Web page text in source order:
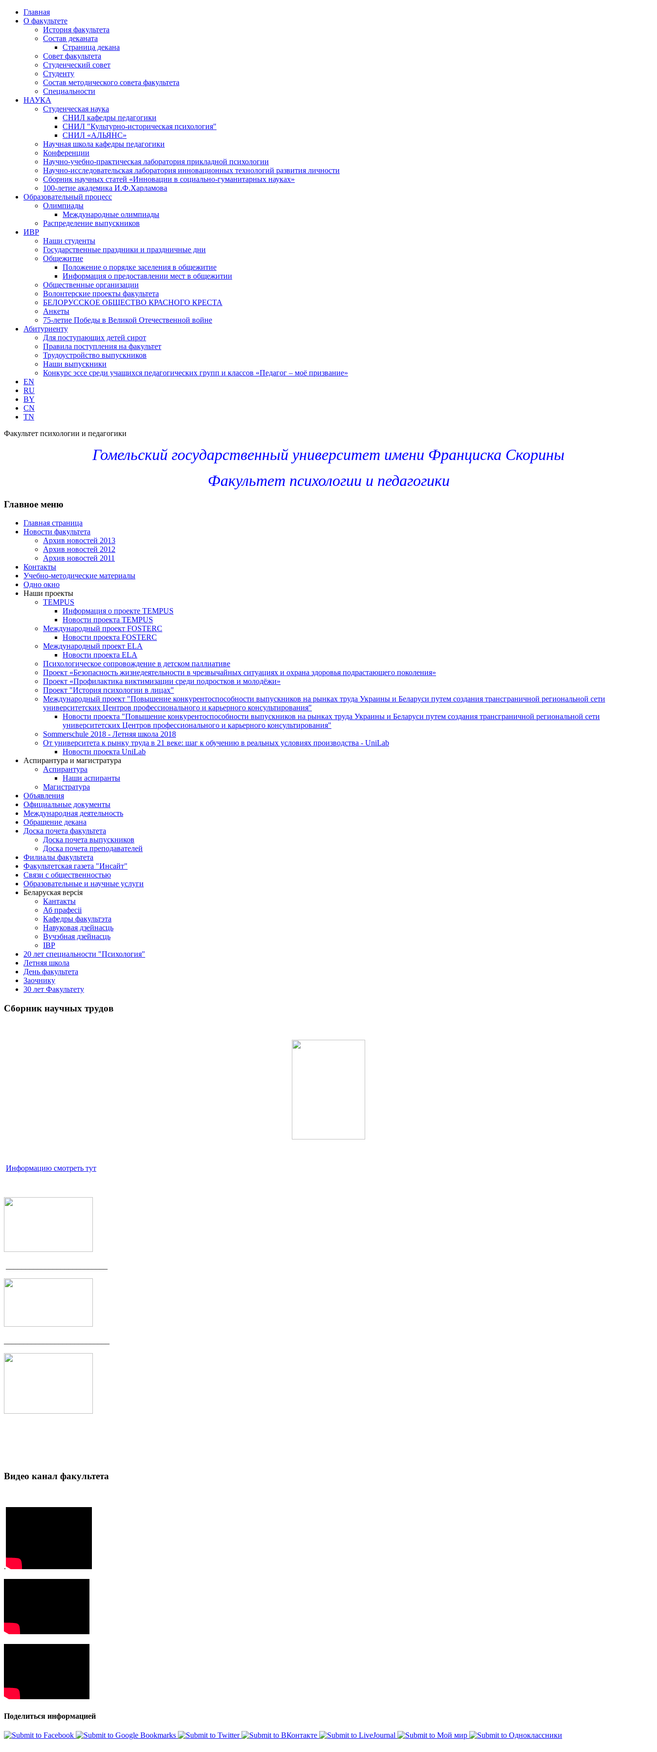
Главная
О факультете
История факультета
Состав деканата
Страница декана
Совет факультета
Студенческий совет
Студенту
Состав методического совета факультета
Специальности
НАУКА
Студенческая наука
СНИЛ кафедры педагогики
СНИЛ "Культурно-историческая психология"
СНИЛ «АЛЬЯНС»
Научная школа кафедры педагогики
Конференции
Научно-учебно-практическая лаборатория прикладной психологии
Научно-исследовательская лаборатория инновационных технологий развития личности
Сборник научных статей «Инновации в социально-гуманитарных науках»
100-летие академика И.Ф.Харламова
Образовательный процесс
Олимпиады
Международные олимпиады
Распределение выпускников
ИВР
Наши студенты
Государственные праздники и праздничные дни
Общежитие
Положение о порядке заселения в общежитие
Информация о предоставлении мест в общежитии
Общественные организации
Волонтерские проекты факультета
БЕЛОРУССКОЕ ОБЩЕСТВО КРАСНОГО КРЕСТА
Анкеты
75-летие Победы в Великой Отечественной войне
Абитуриенту
Для поступающих детей сирот
Правила поступления на факультет
Трудоустройство выпускников
Наши выпускники
Конкурс эссе среди учащихся педагогических групп и классов «Педагог – моё призвание»
EN
RU
BY
CN
TN
Факультет психологии и педагогики
Гомельский государственный университет имени Франциска Скорины
Факультет психологии и педагогики
Главное меню
Главная страница
Новости факультета
Архив новостей 2013
Архив новостей 2012
Архив новостей 2011
Контакты
Учебно-методические материалы
Одно окно
Наши проекты
TEMPUS
Информация о проекте TEMPUS
Новости проекта TEMPUS
Международный проект FOSTERC
Новости проекта FOSTERC
Международный проект ELA
Новости проекта ELA
Психологическое сопровождение в детском паллиативе
Проект «Безопасность жизнедеятельности в чрезвычайных ситуациях и охрана здоровья подрастающего поколения»
Проект «Профилактика виктимизации среди подростков и молодёжи»
Проект "История психологии в лицах"
Международный проект "Повышение конкурентоспособности выпускников на рынках труда Украины и Беларуси путем создания трансграничной региональной сети
университетских Центров профессионального и карьерного консультирования"
Новости проекта "Повышение конкурентоспособности выпускников на рынках труда Украины и Беларуси путем создания трансграничной региональной сети
университетских Центров профессионального и карьерного консультирования"
Sommerschule 2018 - Летняя школа 2018
От университета к рынку труда в 21 веке: шаг к обучению в реальных условиях производства - UniLab
Новости проекта UniLab
Аспирантура и магистратура
Аспирантура
Наши аспиранты
Магистратура
Объявления
Официальные документы
Международная деятельность
Обращение декана
Доска почета факультета
Доска почета выпускников
Доска почета преподавателей
Филиалы факультета
Факультетская газета "Инсайт"
Связи с общественностью
Образовательные и научные услуги
Беларуская версія
Кантакты
Аб прафесіі
Кафедры факультэта
Навуковая дзейнасць
Вучэбная дзейнасць
ІВР
20 лет специальности "Психология"
Летняя школа
День факультета
Заочнику
30 лет Факультету
Сборник научных трудов
Информацию смотреть тут
Видео канал факультета
.
Поделиться информацией